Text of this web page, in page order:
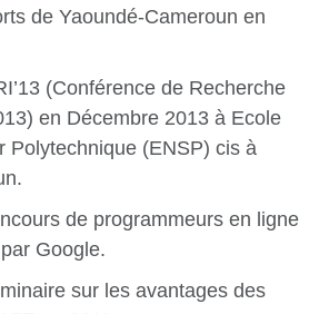
de Yaoundé-Cameroun en
(Conférence de Recherche
en Décembre 2013 à Ecole
Polytechnique (ENSP) cis à
de programmeurs en ligne
Google.
sur les avantages des